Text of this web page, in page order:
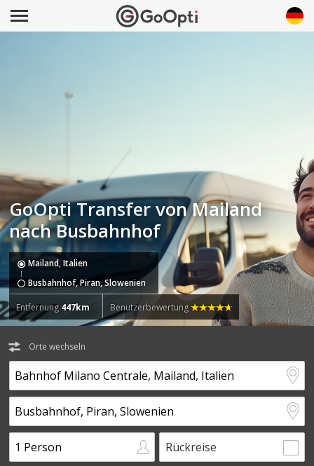
GoOpti Transfer von Mailand
nach Busbahnhof
Mailand, Italien
Busbahnhof, Piran, Slowenien
Entfernung 447km Benutzerbewertung
Orte wechseln
Rückreise